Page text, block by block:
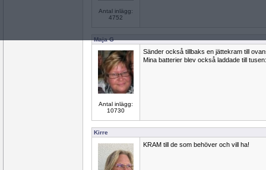
Antal inlägg:
4752
Maja G
Antal inlägg:
10730
Sänder också tillbaks en jättekram till
Mina batterier blev också laddade till
Kirre
KRAM till de som behöver och vill ha!